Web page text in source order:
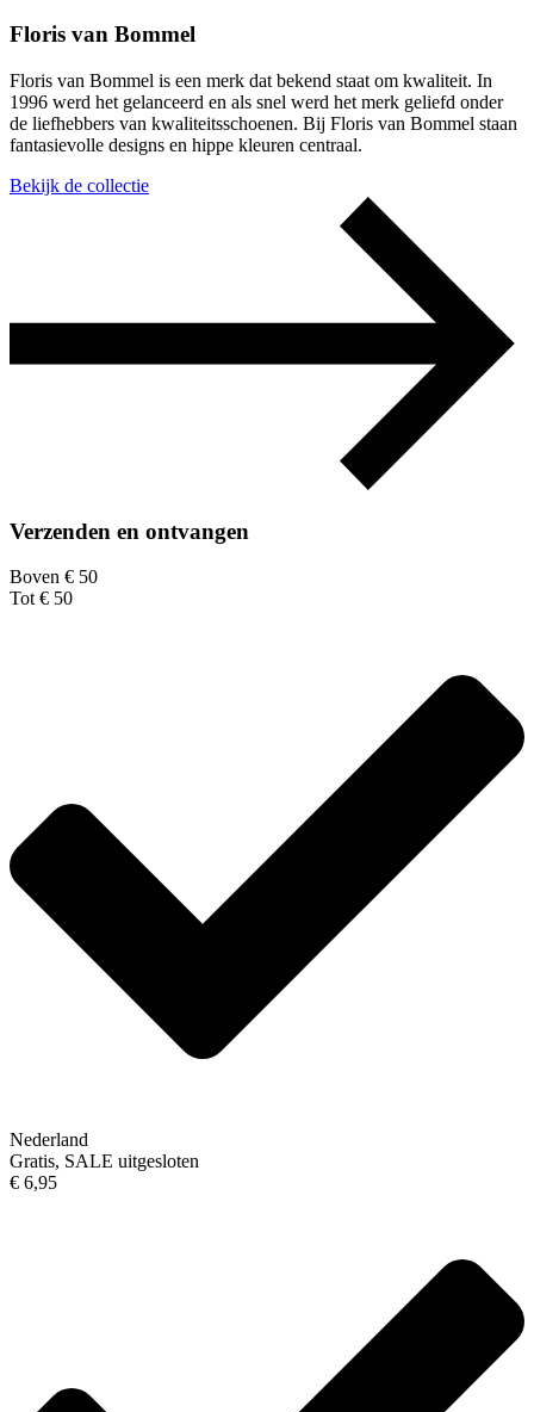
Floris van Bommel
Floris van Bommel is een merk dat bekend staat om kwaliteit. In
1996 werd het gelanceerd en als snel werd het merk geliefd onder
de liefhebbers van kwaliteitsschoenen. Bij Floris van Bommel staan
fantasievolle designs en hippe kleuren centraal.
Bekijk de collectie
Verzenden en ontvangen
Boven € 50
Tot € 50
Nederland
Gratis, SALE uitgesloten
€ 6,95